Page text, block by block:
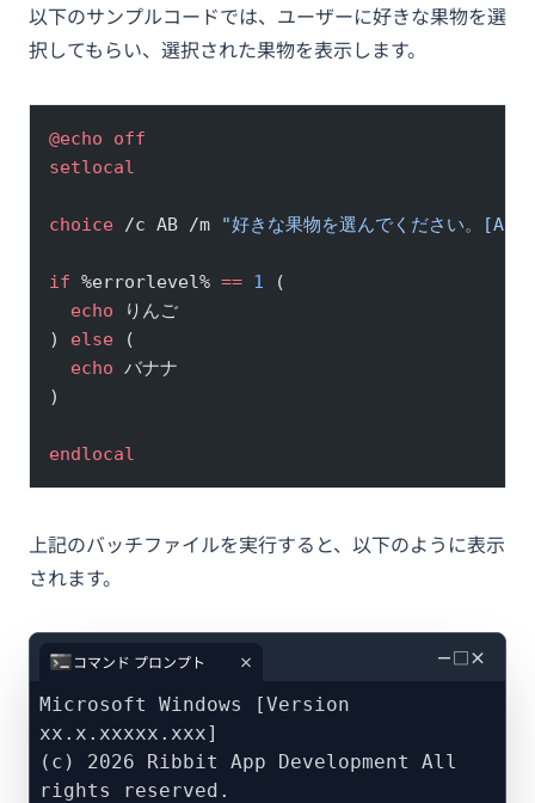
以下のサンプルコードでは、ユーザーに好きな果物を選
択してもらい、選択された果物を表示します。
@echo off
setlocal
choice /c AB /m "好きな果物を選んでください。[A:
if %errorlevel% == 1 (
  echo
りんご
) else (
  echo
バナナ
)
endlocal
上記のバッチファイルを実行すると、以下のように表示
されます。
－□×
コマンド プロンプト
Microsoft Windows [Version
xx.x.xxxxx.xxx]
(c) 2026 Ribbit App Development All
rights reserved.